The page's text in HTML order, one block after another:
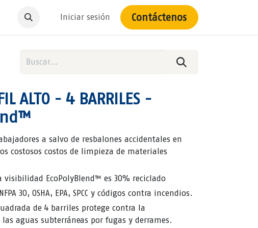
Iniciar sesión Contáctenos
ALTO - 4 BARRILES -
a salvo de resbalones accidentales en
costosos costos de limpieza de materiales
EcoPolyBlend™ es 30% reciclado
30, OSHA, EPA, SPCC y códigos contra incendios.
de 4 barriles protege contra la
aguas subterráneas por fugas y derrames.